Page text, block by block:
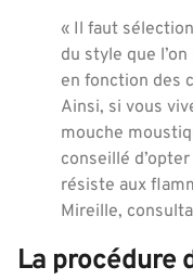
« Il faut
du style que
en fonction des
Ainsi, si vous
mouche
conseillé
résiste aux
Mireille,
La procédure